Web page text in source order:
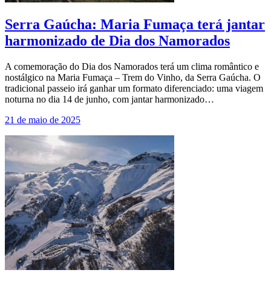
Serra Gaúcha: Maria Fumaça terá jantar
harmonizado de Dia dos Namorados
A comemoração do Dia dos Namorados terá um clima romântico e
nostálgico na Maria Fumaça – Trem do Vinho, da Serra Gaúcha. O
tradicional passeio irá ganhar um formato diferenciado: uma viagem
noturna no dia 14 de junho, com jantar harmonizado…
21 de maio de 2025